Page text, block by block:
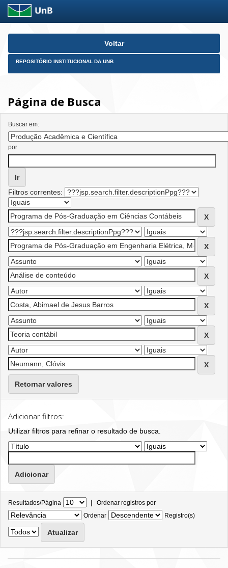
Skip
Voltar
REPOSITÓRIO INSTITUCIONAL DA UNB
Página de Busca
Buscar em:
por
Filtros correntes:
Retornar valores
Adicionar filtros:
Utilizar filtros para refinar o resultado de busca.
Resultados/Página | Ordenar registros por
Ordenar
Registro(s)